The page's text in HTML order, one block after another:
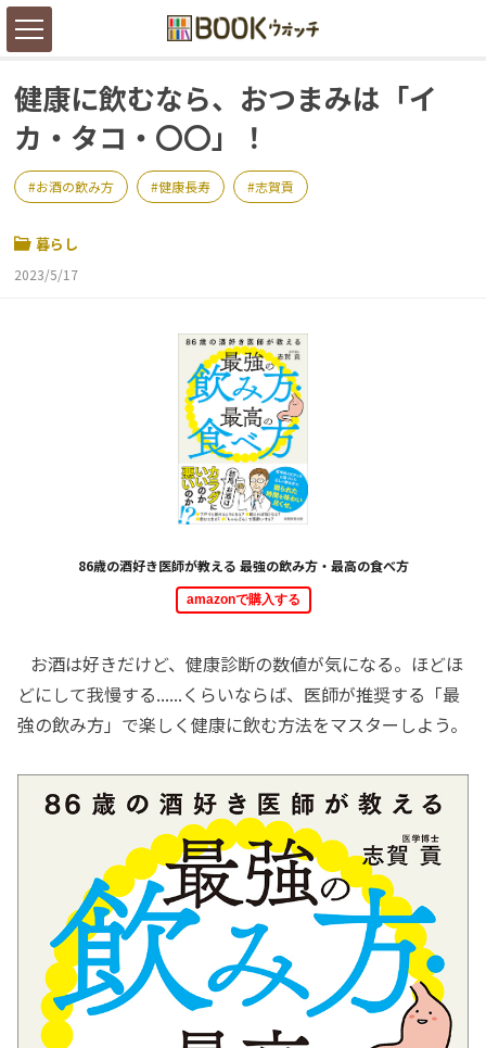
健康に飲むなら、おつまみは「イ
カ・タコ・〇〇」！
お酒の飲み方 健康長寿 志賀貢
暮らし
2023/5/17
86歳の酒好き医師が教える 最強の飲み方・最高の食べ方
amazonで購入する
お酒は好きだけど、健康診断の数値が気になる。ほどほ
どにして我慢する......くらいならば、医師が推奨する「最
強の飲み方」で楽しく健康に飲む方法をマスターしよう。